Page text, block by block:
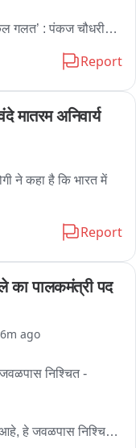
गलत’ : पंकज चौधरी
नहीं बनाना चाहिए :
बैठे हैं : पंकज चौधरी
जा रहे हैं : पंकज
अध्यक्ष का निशाना
करते?’ : पंकज चौधरी
Report
मातरम अनिवार्य
ने कहा है कि भारत में
Report
का पालकमंत्री पद
ago
निश्चित -
आहे, हे जवळपास निश्चित